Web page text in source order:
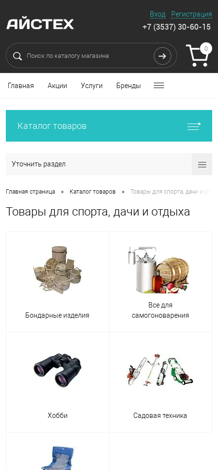
Вход Регистрация
+7 (3537) 30-60-15
0
Главная Акции Услуги Бренды
Каталог товаров
Уточнить раздел
Главная страница • Каталог товаров • Товары для спорта, дачи и
Товары для спорта, дачи и отдыха
Бондарные изделия
Все для
самогоноварения
Хобби Садовая техника